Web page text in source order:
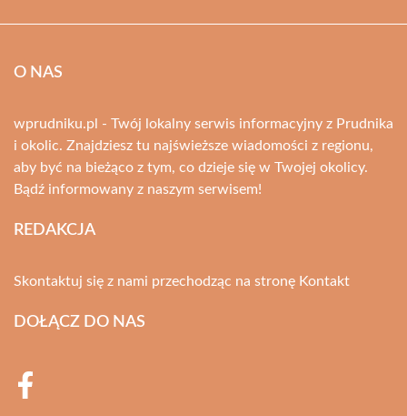
O NAS
wprudniku.pl - Twój lokalny serwis informacyjny z Prudnika
i okolic. Znajdziesz tu najświeższe wiadomości z regionu,
aby być na bieżąco z tym, co dzieje się w Twojej okolicy.
Bądź informowany z naszym serwisem!
REDAKCJA
Skontaktuj się z nami przechodząc na stronę Kontakt
DOŁĄCZ DO NAS